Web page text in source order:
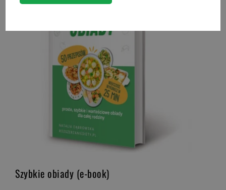
Szybkie obiady (e-book)